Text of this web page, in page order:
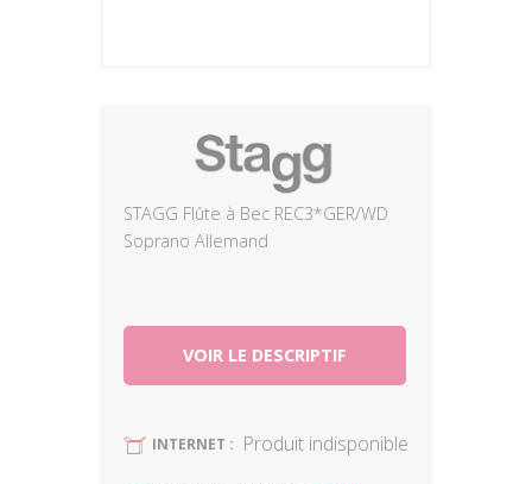
STAGG Flûte à Bec REC3*GER/WD
Soprano Allemand
VOIR LE DESCRIPTIF
U INTERNET : Produit indisponible